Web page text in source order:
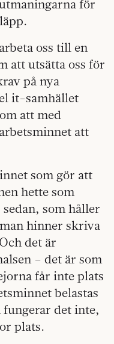
för
oss till en
att utsätta oss för
på nya
it-samhället
att med
att
som gör att
hette som
som håller
hinner skriva
det är
– det är som
får inte plats
belastas
fungerar det inte,
plats.